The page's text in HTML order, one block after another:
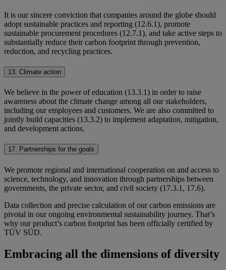
It is our sincere conviction that companies around the globe should
adopt sustainable practices and reporting (12.6.1), promote
sustainable procurement procedures (12.7.1), and take active steps to
substantially reduce their carbon footprint through prevention,
reduction, and recycling practices.
13. Climate action
We believe in the power of education (13.3.1) in order to raise
awareness about the climate change among all our stakeholders,
including our employees and customers. We are also committed to
jointly build capacities (13.3.2) to implement adaptation, mitigation,
and development actions.
17. Partnerships for the goals
We promote regional and international cooperation on and access to
science, technology, and innovation through partnerships between
governments, the private sector, and civil society (17.3.1, 17.6).
Data collection and precise calculation of our carbon emissions are
pivotal in our ongoing environmental sustainability journey. That’s
why our product’s carbon footprint has been officially certified by
TÜV SÜD.
Embracing all the dimensions of diversity